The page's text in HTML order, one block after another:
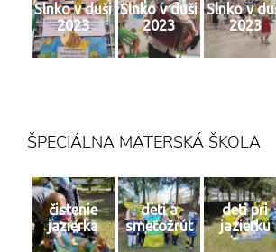
Slnko v duši
2023
Slnko v duši
2023
Slnko v
2023
ŠPECIÁLNA MATERSKÁ ŠKOLA
čistenie
jazierka
deti a
smeťožrút
deti pri
jazierku